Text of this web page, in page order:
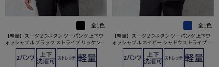
全1色
【軽量】スーツ 2つボタン ツーパンツ 上下ウ
ォッシャブル ブラック ストライプ リッケンバ
ッカー 春夏
全1色
【軽量】スーツ 2つボタン ツーパンツ 上下ウ
ォッシャブル ネイビー シャドウストライプ リ
ッケンバッカー 春夏